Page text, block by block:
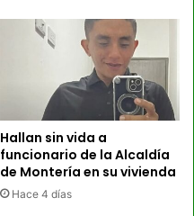
Hallan sin vida a
funcionario de la Alcaldía
de Montería en su vivienda
Hace 4 días